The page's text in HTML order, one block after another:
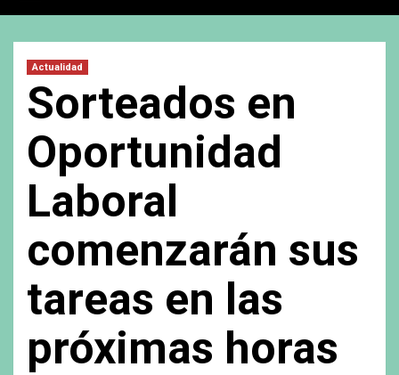
Actualidad
Sorteados en
Oportunidad
Laboral
comenzarán sus
tareas en las
próximas horas